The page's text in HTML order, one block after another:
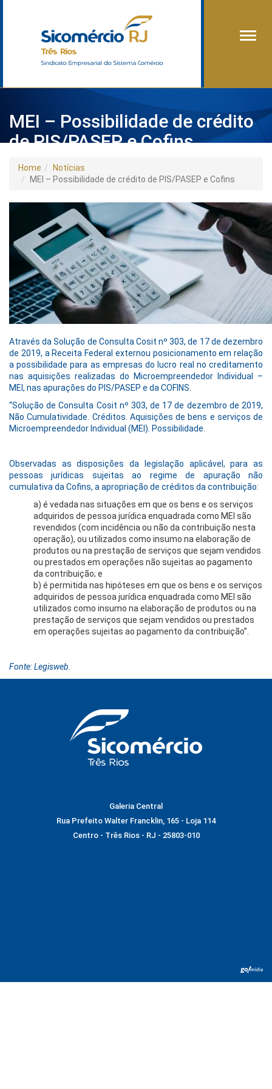
MEI – Possibilidade de crédito
de PIS/PASEP e Cofins
Home
Notícias
MEI – Possibilidade de crédito de PIS/PASEP e Cofins
Através da Solução de Consulta Cosit nº 303, de 17 de dezembro
de 2019, a Receita Federal externou posicionamento em relação
a possibilidade para as empresas do lucro real no creditamento
nas aquisições realizadas do Microempreendedor Individual –
MEI, nas apurações do PIS/PASEP e da COFINS.
“Solução de Consulta Cosit nº 303, de 17 de dezembro de 2019,
Não Cumulatividade. Créditos. Aquisições de bens e serviços de
Microempreendedor Individual (MEI). Possibilidade.
Observadas as disposições da legislação aplicável, para as
pessoas jurídicas sujeitas ao regime de apuração não
cumulativa da Cofins, a apropriação de créditos da contribuição:
a) é vedada nas situações em que os bens e os serviços
adquiridos de pessoa jurídica enquadrada como MEI são
revendidos (com incidência ou não da contribuição nesta
operação), ou utilizados como insumo na elaboração de
produtos ou na prestação de serviços que sejam vendidos
ou prestados em operações não sujeitas ao pagamento
da contribuição; e
b) é permitida nas hipóteses em que os bens e os serviços
adquiridos de pessoa jurídica enquadrada como MEI são
utilizados como insumo na elaboração de produtos ou na
prestação de serviços que sejam vendidos ou prestados
em operações sujeitas ao pagamento da contribuição”.
Fonte: Legisweb.
Galeria Central
Rua Prefeito Walter Francklin, 165 - Loja 114
Centro - Três Rios - RJ - 25803-010